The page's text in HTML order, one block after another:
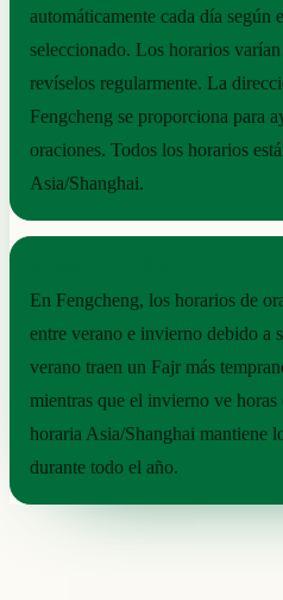
automáticamente cada día según
seleccionado. Los horarios
revíselos regularmente. La
Fengcheng se proporciona para
oraciones. Todos los horarios
Asia/Shanghai.
En Fengcheng, los horarios de
entre verano e invierno debido a
verano traen un Fajr más
mientras que el invierno ve
horaria Asia/Shanghai mantiene
durante todo el año.